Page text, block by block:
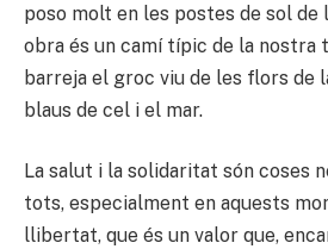
poso molt en les postes de sol de
obra és un camí típic de la nostra
barreja el groc viu de les flors de
blaus de cel i el mar.
La salut i la solidaritat són coses
tots, especialment en aquests
llibertat, que és un valor que,